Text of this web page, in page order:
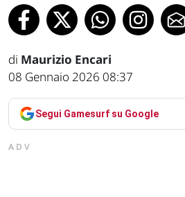
di Maurizio Encari
08 Gennaio 2026 08:37
Segui Gamesurf su Google
ADV